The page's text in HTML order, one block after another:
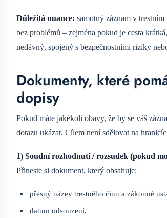
Důležitá nuance: samotný záznam v
bez problémů – zejména pokud je cesta
nedávný, spojený s bezpečnostními riziky
Dokumenty, které
dopisy
Pokud máte jakékoli obavy, že by se váš
dotazu ukázat. Cílem není sdělovat na
1) Soudní rozhodnutí / rozsudek (pokud
Přineste si dokument, který obsahuje:
přesný název trestného činu a zákonné
datum odsouzení,